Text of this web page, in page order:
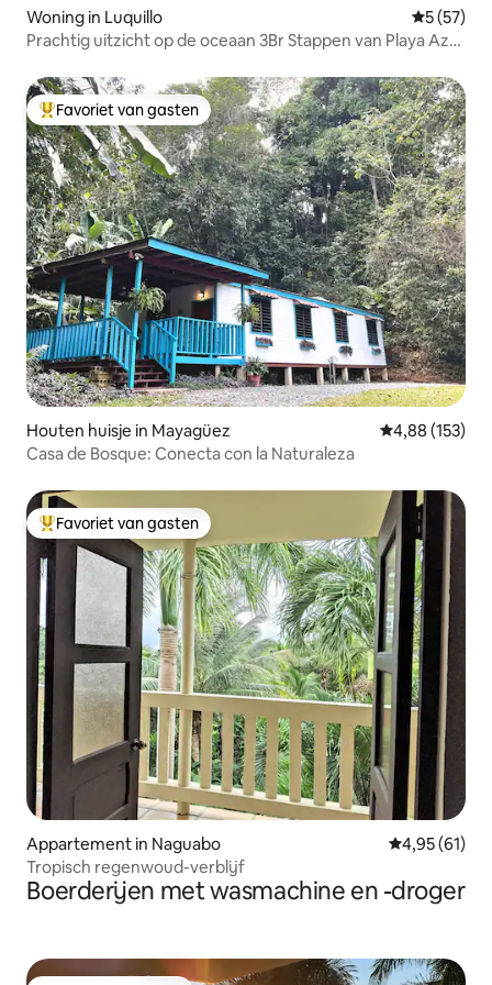
Woning in Luquillo
5 (57)
Prachtig uitzicht op de oceaan 3Br Stappen van Playa Azul
Topfavoriet van gasten
Favoriet van gasten
Houten huisje in Mayagüez Gemiddelde
4,88 (153)
Casa de Bosque: Conecta con la Naturaleza
Topfavoriet van gasten
Favoriet van gasten
Appartement in Naguabo Gemiddelde
4,95 (61)
Tropisch regenwoud-verblijf
Boerderijen met wasmachine en -droger